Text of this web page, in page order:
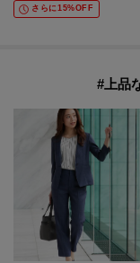
さらに15%OFF
#上品